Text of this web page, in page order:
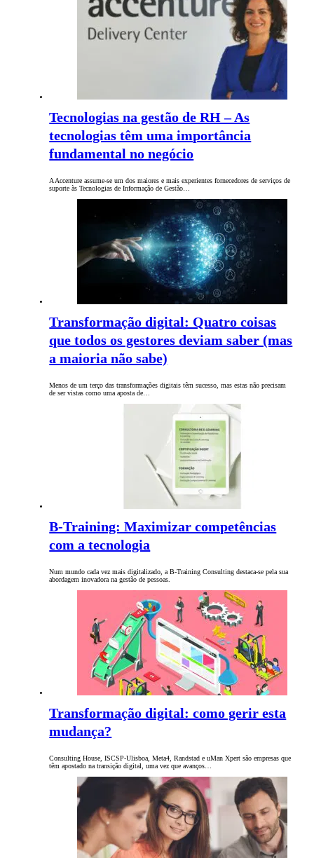
Tecnologias na gestão de RH – As
tecnologias têm uma importância
fundamental no negócio
A Accenture assume-se um dos maiores e mais experientes fornecedores de serviços de
suporte às Tecnologias de Informação de Gestão…
Transformação digital: Quatro coisas
que todos os gestores deviam saber (mas
a maioria não sabe)
Menos de um terço das transformações digitais têm sucesso, mas estas não precisam
de ser vistas como uma aposta de…
B-Training: Maximizar competências
com a tecnologia
Num mundo cada vez mais digitalizado, a B-Training Consulting destaca-se pela sua
abordagem inovadora na gestão de pessoas.
Transformação digital: como gerir esta
mudança?
Consulting House, ISCSP-Ulisboa, Meta4, Randstad e uMan Xpert são empresas que
têm apostado na transição digital, uma vez que avanços…